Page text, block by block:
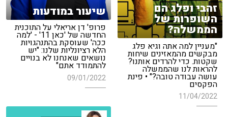
זהבי ופלג הם
השופרות של
הממשלה?
"מעניין למה אתה וגיא פלג
מבקשים מהמאזינים שיחות
שקטות. כדי להרדים אותנו?
להראות לנו שהממשלה
עושה עבודה טובה?" • פינת
הפקסים
11/04/2022
שיעור במודעות
פרופ' דן אריאלי על התוכנית
החדשה של 'כאן 11' - 'למה
ככה' שעוסקת בהתנהגויות
הלא רציונליות שלנו: "יש
נושאים שאנחנו לא בנויים
להתמודד אתם"
09/01/2022